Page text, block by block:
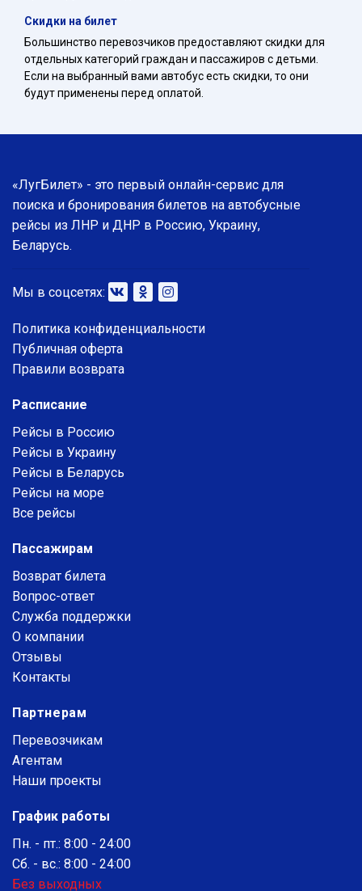
Скидки на билет
Большинство перевозчиков предоставляют скидки для
отдельных категорий граждан и пассажиров с детьми.
Если на выбранный вами автобус есть скидки, то они
будут применены перед оплатой.
«ЛугБилет» - это первый онлайн-сервис для
поиска и бронирования билетов на автобусные
рейсы из ЛНР и ДНР в Россию, Украину,
Беларусь.
Мы в соцсетях:
Политика конфиденциальности
Публичная оферта
Правили возврата
Расписание
Рейсы в Россию
Рейсы в Украину
Рейсы в Беларусь
Рейсы на море
Все рейсы
Пассажирам
Возврат билета
Вопрос-ответ
Служба поддержки
О компании
Отзывы
Контакты
Партнерам
Перевозчикам
Агентам
Наши проекты
График работы
Пн. - пт.: 8:00 - 24:00
Сб. - вс.: 8:00 - 24:00
Без выходных